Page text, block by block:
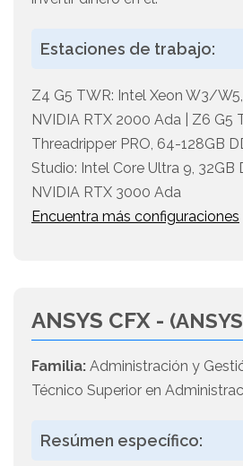
Estaciones de trabajo:
Z4 G5 TWR: Intel Xeon W3/
NVIDIA RTX 2000 Ada | Z6 G5
Threadripper PRO, 64-128GB
Studio: Intel Core Ultra 9, 32GB
NVIDIA RTX 3000 Ada
Encuentra más configuraciones
ANSYS CFX -
Familia: Administración y
Técnico Superior en
Resúmen específico: